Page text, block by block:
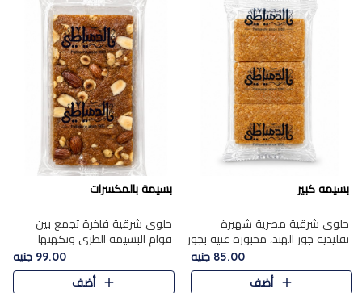
بسيمه كبير
حلوى شرقية مصرية شهيرة
تقليدية جوز الهند، مخبوزة غنية بجوز
الهند، بلمسه ذهبية وتتميز بقوامها
المرمل وطعمها اللذيذ الذي يشبه
البسبوسة. تُخبز..
85.00 جنيه
أضف
بسيمة بالمكسرات
حلوى شرقية فاخرة تجمع بين
قوام البسيمة الطري ونكهتها
الغنية، مزينة بتشكيلة مختارة من
اللوز والبندق والمكسرات الفاخرة.
مزيج متوازن من القوام ..
99.00 جنيه
أضف